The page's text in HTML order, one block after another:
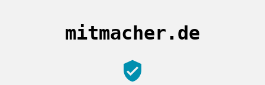
mitmacher.de
verified_user